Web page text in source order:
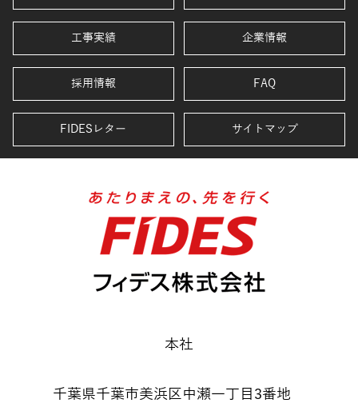
工事実績 企業情報
採用情報 FAQ
FIDESレター サイトマップ
本社
千葉県千葉市美浜区中瀬一丁目3番地